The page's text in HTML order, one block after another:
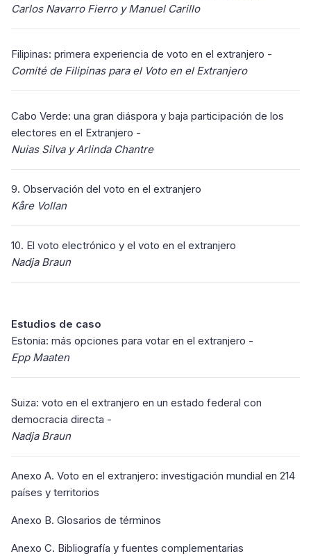
Carlos Navarro Fierro y Manuel Carillo
Filipinas: primera experiencia de voto en el extranjero -
Comité de Filipinas para el Voto en el Extranjero
Cabo Verde: una gran diáspora y baja participación de los
electores en el Extranjero -
Nuias Silva y Arlinda Chantre
9. Observación del voto en el extranjero
Kåre Vollan
10. El voto electrónico y el voto en el extranjero
Nadja Braun
Estudios de caso
Estonia: más opciones para votar en el extranjero -
Epp Maaten
Suiza: voto en el extranjero en un estado federal con
democracia directa -
Nadja Braun
Anexo A. Voto en el extranjero: investigación mundial en 214
países y territorios
Anexo B. Glosarios de términos
Anexo C. Bibliografía y fuentes complementarias